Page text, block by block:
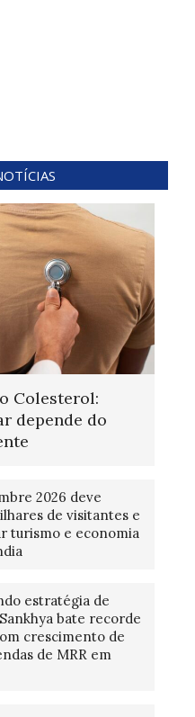
Colesterol:
depende do
2026 deve
de visitantes e
turismo e economia
estratégia de
bate recorde
crescimento de
de MRR em